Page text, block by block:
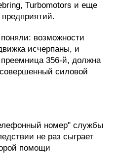
Turbomotors и еще
предприятий.
возможности
исчерпаны, и
356-й, должна
силовой
номер" службы
не раз сыграет
помощи